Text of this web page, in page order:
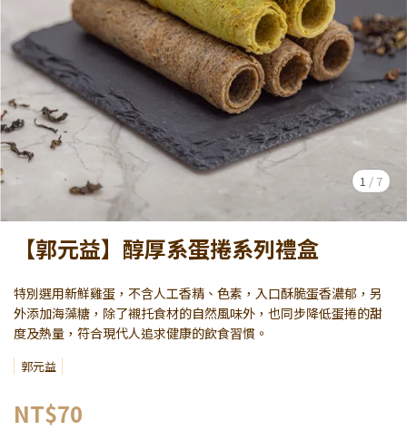
1 / 7
【郭元益】醇厚系蛋捲系列禮盒
特別選用新鮮雞蛋，不含人工香精、色素，入口酥脆蛋香濃郁，另
外添加海藻糖，除了襯托食材的自然風味外，也同步降低蛋捲的甜
度及熱量，符合現代人追求健康的飲食習慣。
郭元益
NT$70